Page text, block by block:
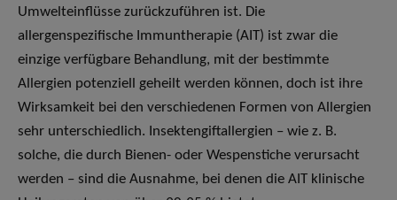
Umwelteinflüsse zurückzuführen ist. Die
allergenspezifische Immuntherapie (AIT) ist zwar die
einzige verfügbare Behandlung, mit der bestimmte
Allergien potenziell geheilt werden können, doch ist ihre
Wirksamkeit bei den verschiedenen Formen von Allergien
sehr unterschiedlich. Insektengiftallergien – wie z. B.
solche, die durch Bienen- oder Wespenstiche verursacht
werden – sind die Ausnahme, bei denen die AIT klinische